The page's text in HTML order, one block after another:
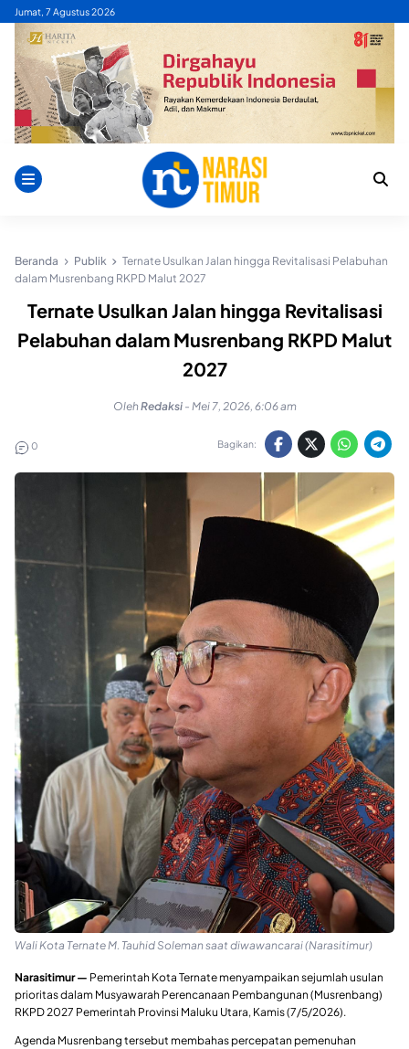
Skip
content
Jumat, 7 Agustus 2026
Beranda Publik
Ternate Usulkan Jalan hingga Revitalisasi Pelabuhan
dalam Musrenbang RKPD Malut 2027
Ternate Usulkan Jalan hingga Revitalisasi
Pelabuhan dalam Musrenbang RKPD Malut
2027
OlehRedaksi - Mei 7, 2026, 6:06 am
0 Bagikan:
Wali Kota Ternate M. Tauhid Soleman saat diwawancarai (Narasitimur)
Narasitimur — Pemerintah Kota Ternate menyampaikan sejumlah usulan
prioritas dalam Musyawarah Perencanaan Pembangunan (Musrenbang)
RKPD 2027 Pemerintah Provinsi Maluku Utara, Kamis (7/5/2026).
Agenda Musrenbang tersebut membahas percepatan pemenuhan